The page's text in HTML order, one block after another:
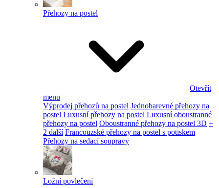
Přehozy na postel
Otevřít
menu
Výprodej přehozů na postel Jednobarevné přehozy na
postel Luxusní přehozy na postel Luxusní oboustranné
přehozy na postel Oboustranné přehozy na postel 3D +
2 další Francouzské přehozy na postel s potiskem
Přehozy na sedací soupravy
Ložní povlečení